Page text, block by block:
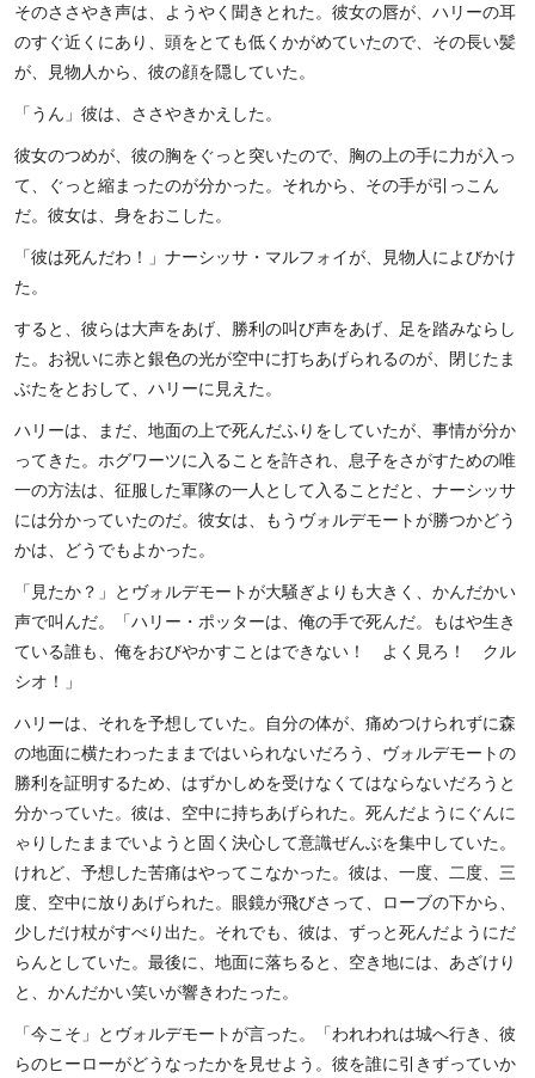
そのささやき声は、ようやく聞きとれた。彼女の唇が、ハリーの耳
のすぐ近くにあり、頭をとても低くかがめていたので、その長い髪
が、見物人から、彼の顔を隠していた。
「うん」彼は、ささやきかえした。
彼女のつめが、彼の胸をぐっと突いたので、胸の上の手に力が入っ
て、ぐっと縮まったのが分かった。それから、その手が引っこん
だ。彼女は、身をおこした。
「彼は死んだわ！」ナーシッサ・マルフォイが、見物人によびかけ
た。
すると、彼らは大声をあげ、勝利の叫び声をあげ、足を踏みならし
た。お祝いに赤と銀色の光が空中に打ちあげられるのが、閉じたま
ぶたをとおして、ハリーに見えた。
ハリーは、まだ、地面の上で死んだふりをしていたが、事情が分か
ってきた。ホグワーツに入ることを許され、息子をさがすための唯
一の方法は、征服した軍隊の一人として入ることだと、ナーシッサ
には分かっていたのだ。彼女は、もうヴォルデモートが勝つかどう
かは、どうでもよかった。
「見たか？」とヴォルデモートが大騒ぎよりも大きく、かんだかい
声で叫んだ。「ハリー・ポッターは、俺の手で死んだ。もはや生き
ている誰も、俺をおびやかすことはできない！ よく見ろ！ クル
シオ！」
ハリーは、それを予想していた。自分の体が、痛めつけられずに森
の地面に横たわったままではいられないだろう、ヴォルデモートの
勝利を証明するため、はずかしめを受けなくてはならないだろうと
分かっていた。彼は、空中に持ちあげられた。死んだようにぐんに
ゃりしたままでいようと固く決心して意識ぜんぶを集中していた。
けれど、予想した苦痛はやってこなかった。彼は、一度、二度、三
度、空中に放りあげられた。眼鏡が飛びさって、ローブの下から、
少しだけ杖がすべり出た。それでも、彼は、ずっと死んだようにだ
らんとしていた。最後に、地面に落ちると、空き地には、あざけり
と、かんだかい笑いが響きわたった。
「今こそ」とヴォルデモートが言った。「われわれは城へ行き、彼
らのヒーローがどうなったかを見せよう。彼を誰に引きずっていか